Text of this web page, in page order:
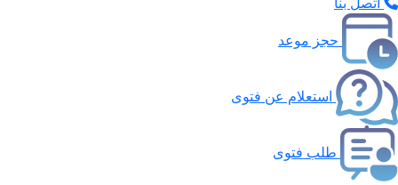
حجز موعد
استعلام عن فتوى
طلب فتوى